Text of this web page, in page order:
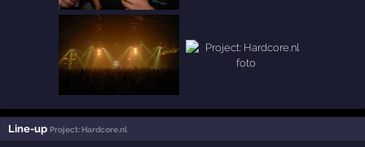
Line-up Project: Hardcore.nl